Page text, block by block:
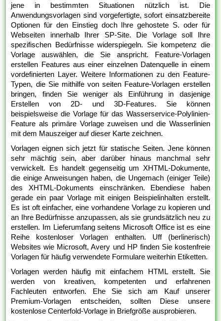
jene in bestimmten Situationen nützlich ist. Die
Anwendungsvorlagen sind vorgefertigte, sofort einsatzbereite
Optionen für den Einstieg doch Ihre gehostete S. oder für
Webseiten innerhalb Ihrer SP-Site. Die Vorlage soll Ihre
spezifischen Bedürfnisse widerspiegeln. Sie kompetenz die
Vorlage auswählen, die Sie anspricht. Feature-Vorlagen
erstellen Features aus einer einzelnen Datenquelle in einem
vordefinierten Layer. Weitere Informationen zu den Feature-
Typen, die Sie mithilfe von seiten Feature-Vorlagen erstellen
bringen, finden Sie weniger als Einführung in dasjenige
Erstellen von 2D- und 3D-Features. Sie können
beispielsweise die Vorlage für das Wasserservice-Polylinien-
Feature als primäre Vorlage zuweisen und die Wasserlinien
mit dem Mauszeiger auf dieser Karte zeichnen.
Vorlagen eignen sich jetzt für statische Seiten. Jene können
sehr mächtig sein, aber darüber hinaus manchmal sehr
verwickelt. Es handelt gegenseitig um XHTML-Dokumente,
die einige Anweisungen haben, die Ungemach (einiger Teile)
des XHTML-Dokuments einschränken. Ebendiese haben
gerade ein paar Vorlage mit einigen Beispielinhalten erstellt.
Es ist oft einfacher, eine vorhandene Vorlage zu kopieren und
an Ihre Bedürfnisse anzupassen, als sie grundsätzlich neu zu
erstellen. Im Lieferumfang seitens Microsoft Office ist es eine
Reihe kostenloser Vorlagen enthalten. Uff (berlinerisch)
Websites wie Microsoft, Avery und HP finden Sie kostenfreie
Vorlagen für häufig verwendete Formulare weiterhin Etiketten.
Vorlagen werden häufig mit einfachem HTML erstellt. Sie
werden von kreativen, kompetenten und erfahrenen
Fachleuten entworfen. Ehe Sie sich am Kauf unserer
Premium-Vorlagen entscheiden, sollten Diese unsere
kostenlose Centerfold-Vorlage in Briefgröße ausprobieren.